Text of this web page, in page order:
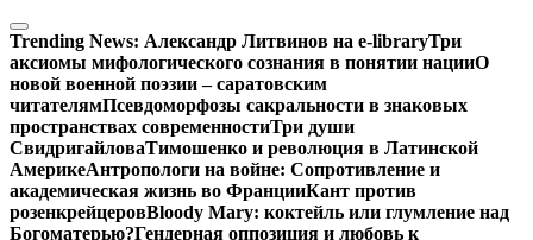
Перейти
к
содержимому
Trending News: Александр Литвинов на e-libraryТри
аксиомы мифологического сознания в понятии нацииО
новой военной поэзии – саратовским
читателямПсевдоморфозы сакральности в знаковых
пространствах современностиТри души
СвидригайловаТимошенко и революция в Латинской
АмерикеАнтропологи на войне: Сопротивление и
академическая жизнь во ФранцииКант против
розенкрейцеровBloody Mary: коктейль или глумление над
Богоматерью?Гендерная оппозиция и любовь к